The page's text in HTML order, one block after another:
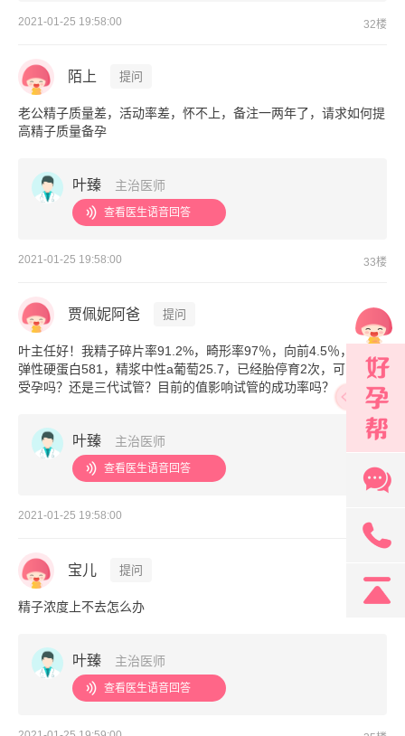
2021-01-25 19:58:00 32楼
陌上 提问
老公精子质量差，活动率差，怀不上，备注一两年了，请求如何提
高精子质量备孕
叶臻 主治医师
查看医生语音回答
2021-01-25 19:58:00 33楼
贾佩妮阿爸 提问
叶主任好！我精子碎片率91.2%，畸形率97％，向前4.5％，精浆
弹性硬蛋白581，精浆中性a葡萄25.7，已经胎停育2次，可以自然
受孕吗？还是三代试管？目前的值影响试管的成功率吗？
叶臻 主治医师
查看医生语音回答
2021-01-25 19:58:00
宝儿 提问
精子浓度上不去怎么办
叶臻 主治医师
查看医生语音回答